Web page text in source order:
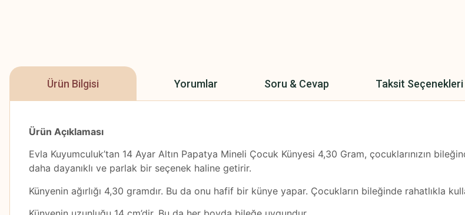
Ürün Bilgisi Yorumlar Soru & Cevap Taksit Seçenekleri
Ürün Açıklaması
Evla Kuyumculuk’tan 14 Ayar Altın Papatya Mineli Çocuk Künyesi 4,30 Gram, çocuklarınızın
daha dayanıklı ve parlak bir seçenek haline getirir.
Künyenin ağırlığı 4,30 gramdır. Bu da onu hafif bir künye yapar. Çocukların bileğinde rahatlıkla